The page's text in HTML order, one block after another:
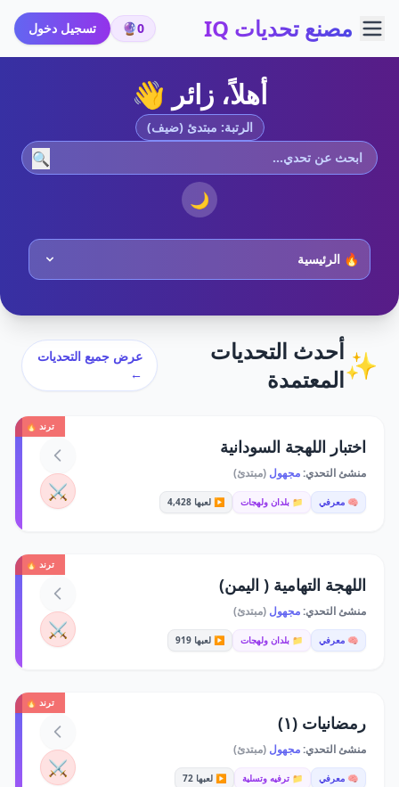
مصنع تحديات IQ 0
🔮 تسجيل دخول
أهلاً، زائر 👋
الرتبة: مبتدئ (ضيف)
🔍
🌙
✨أحدث التحديات
المعتمدة
عرض جميع التحديات
←
ترند 🔥
اختبار اللهجة السودانية
منشئ التحدي:مجهول (مبتدئ)
🧠 معرفي 📁 بلدان ولهجات ▶️ لعبها 4,428 ⚔️
ترند 🔥
اللهجة التهامية ( اليمن)
منشئ التحدي:مجهول (مبتدئ)
🧠 معرفي 📁 بلدان ولهجات ▶️ لعبها 919 ⚔️
ترند 🔥
رمضانيات (١)
منشئ التحدي:مجهول (مبتدئ)
🧠 معرفي 📁 ترفيه وتسلية ▶️ لعبها 72 ⚔️